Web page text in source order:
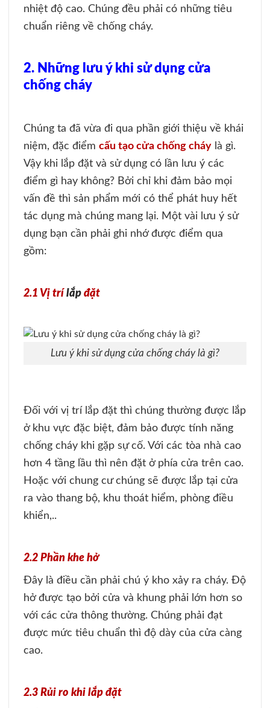
nhiệt độ cao. Chúng đều phải có những tiêu
chuẩn riêng về chống cháy.
2. Những lưu ý khi sử dụng cửa
chống cháy
Chúng ta đã vừa đi qua phần giới thiệu về khái
niệm, đặc điểm cấu tạo cửa chống cháy là gì.
Vậy khi lắp đặt và sử dụng có lần lưu ý các
điểm gì hay không? Bởi chỉ khi đảm bảo mọi
vấn đề thì sản phẩm mới có thể phát huy hết
tác dụng mà chúng mang lại. Một vài lưu ý sử
dụng bạn cần phải ghi nhớ được điểm qua
gồm:
2.1 Vị trí lắp đặt
Lưu ý khi sử dụng cửa chống cháy là gì?
Đối với vị trí lắp đặt thì chúng thường được lắp
ở khu vực đặc biệt, đảm bảo được tính năng
chống cháy khi gặp sự cố. Với các tòa nhà cao
hơn 4 tầng lầu thì nên đặt ở phía cửa trên cao.
Hoặc với chung cư chúng sẽ được lắp tại cửa
ra vào thang bộ, khu thoát hiểm, phòng điều
khiển,..
2.2 Phần khe hở
Đây là điều cần phải chú ý kho xảy ra cháy. Độ
hở được tạo bởi cửa và khung phải lớn hơn so
với các cửa thông thường. Chúng phải đạt
được mức tiêu chuẩn thì độ dày của cửa càng
cao.
2.3 Rủi ro khi lắp đặt